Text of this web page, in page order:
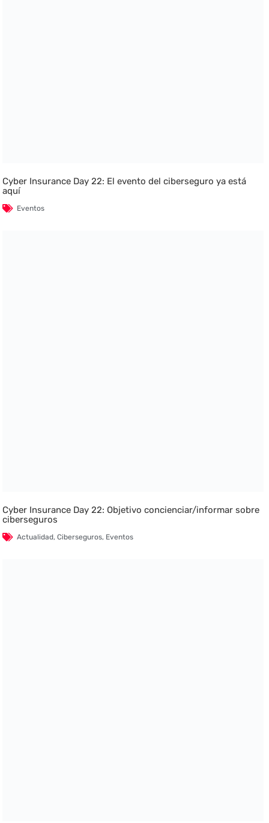
Cyber Insurance Day 22: El evento del ciberseguro ya está
aquí
Eventos
Cyber Insurance Day 22: Objetivo concienciar/informar sobre
ciberseguros
Actualidad,Ciberseguros, Eventos